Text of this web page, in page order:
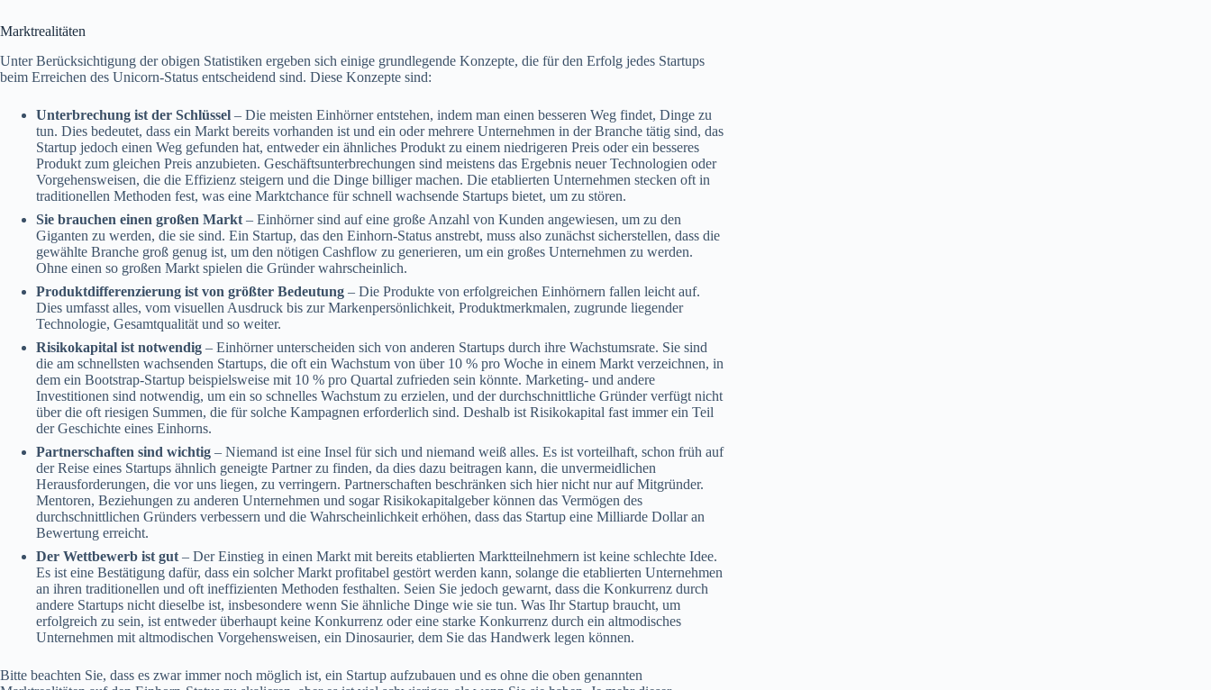
Marktrealitäten
Unter Berücksichtigung der obigen Statistiken ergeben sich einige grundlegende Konzepte, die für den Erfolg jedes Startups
beim Erreichen des Unicorn-Status entscheidend sind. Diese Konzepte sind:
Unterbrechung ist der Schlüssel – Die meisten Einhörner entstehen, indem man einen besseren Weg findet, Dinge zu
tun. Dies bedeutet, dass ein Markt bereits vorhanden ist und ein oder mehrere Unternehmen in der Branche tätig sind, das
Startup jedoch einen Weg gefunden hat, entweder ein ähnliches Produkt zu einem niedrigeren Preis oder ein besseres
Produkt zum gleichen Preis anzubieten. Geschäftsunterbrechungen sind meistens das Ergebnis neuer Technologien oder
Vorgehensweisen, die die Effizienz steigern und die Dinge billiger machen. Die etablierten Unternehmen stecken oft in
traditionellen Methoden fest, was eine Marktchance für schnell wachsende Startups bietet, um zu stören.
Sie brauchen einen großen Markt – Einhörner sind auf eine große Anzahl von Kunden angewiesen, um zu den
Giganten zu werden, die sie sind. Ein Startup, das den Einhorn-Status anstrebt, muss also zunächst sicherstellen, dass die
gewählte Branche groß genug ist, um den nötigen Cashflow zu generieren, um ein großes Unternehmen zu werden.
Ohne einen so großen Markt spielen die Gründer wahrscheinlich.
Produktdifferenzierung ist von größter Bedeutung – Die Produkte von erfolgreichen Einhörnern fallen leicht auf.
Dies umfasst alles, vom visuellen Ausdruck bis zur Markenpersönlichkeit, Produktmerkmalen, zugrunde liegender
Technologie, Gesamtqualität und so weiter.
Risikokapital ist notwendig – Einhörner unterscheiden sich von anderen Startups durch ihre Wachstumsrate. Sie sind
die am schnellsten wachsenden Startups, die oft ein Wachstum von über 10 % pro Woche in einem Markt verzeichnen, in
dem ein Bootstrap-Startup beispielsweise mit 10 % pro Quartal zufrieden sein könnte. Marketing- und andere
Investitionen sind notwendig, um ein so schnelles Wachstum zu erzielen, und der durchschnittliche Gründer verfügt nicht
über die oft riesigen Summen, die für solche Kampagnen erforderlich sind. Deshalb ist Risikokapital fast immer ein Teil
der Geschichte eines Einhorns.
Partnerschaften sind wichtig – Niemand ist eine Insel für sich und niemand weiß alles. Es ist vorteilhaft, schon früh auf
der Reise eines Startups ähnlich geneigte Partner zu finden, da dies dazu beitragen kann, die unvermeidlichen
Herausforderungen, die vor uns liegen, zu verringern. Partnerschaften beschränken sich hier nicht nur auf Mitgründer.
Mentoren, Beziehungen zu anderen Unternehmen und sogar Risikokapitalgeber können das Vermögen des
durchschnittlichen Gründers verbessern und die Wahrscheinlichkeit erhöhen, dass das Startup eine Milliarde Dollar an
Bewertung erreicht.
Der Wettbewerb ist gut – Der Einstieg in einen Markt mit bereits etablierten Marktteilnehmern ist keine schlechte Idee.
Es ist eine Bestätigung dafür, dass ein solcher Markt profitabel gestört werden kann, solange die etablierten Unternehmen
an ihren traditionellen und oft ineffizienten Methoden festhalten. Seien Sie jedoch gewarnt, dass die Konkurrenz durch
andere Startups nicht dieselbe ist, insbesondere wenn Sie ähnliche Dinge wie sie tun. Was Ihr Startup braucht, um
erfolgreich zu sein, ist entweder überhaupt keine Konkurrenz oder eine starke Konkurrenz durch ein altmodisches
Unternehmen mit altmodischen Vorgehensweisen, ein Dinosaurier, dem Sie das Handwerk legen können.
Bitte beachten Sie, dass es zwar immer noch möglich ist, ein Startup aufzubauen und es ohne die oben genannten